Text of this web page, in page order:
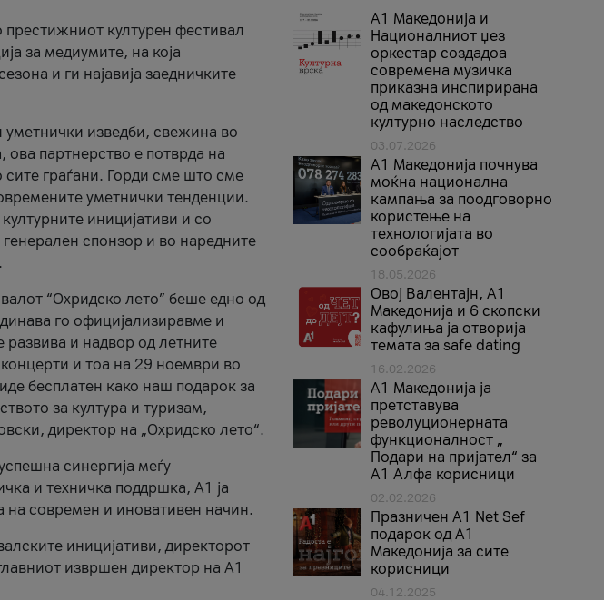
престижниот културен фестивал
за медиумите, на која
и ги најавија заедничките
уметнички изведби, свежина во
ова партнерство е потврда на
сите граѓани. Горди сме што сме
уметнички тенденции.
иницијативи и со
спонзор и во наредните
“Охридско лето” беше едно од
го официјализиравме и
развива и надвор од летните
и тоа на 29 ноември во
бесплатен како наш подарок за
за култура и туризам,
директор на „Охридско лето“.
синергија меѓу
и техничка поддршка, A1 ја
на современ и иновативен начин.
иницијативи, директорот
извршен директор на A1
А1 Македонија и
Националниот џез
оркестар создадоа
современа музичка
приказна инспирирана
од македонското
културно наследство
03.07.2026
A1 Македонија почнува
моќна национална
кампања за поодговорно
користење на
технологијата во
сообраќајот
18.05.2026
Овој Валентајн, A1
Македонија и 6 скопски
кафулиња ја отворија
темата за safe dating
16.02.2026
А1 Македонија ја
претставува
револуционерната
функционалност „
Подари на пријател“ за
А1 Алфа корисници
02.02.2026
Празничен A1 Net Sеf
подарок од А1
Македонија за сите
корисници
04.12.2025